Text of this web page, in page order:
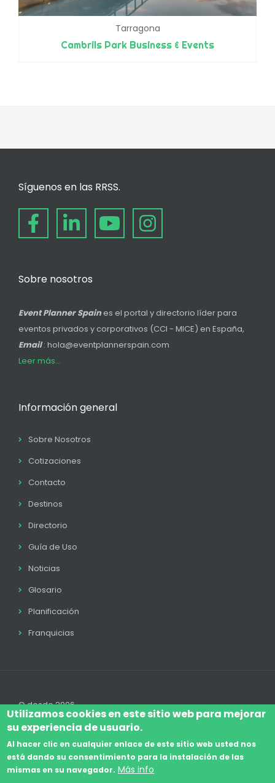
Tarragona
Cambrils Park Business & Events
Síguenos en las RRSS.
Sobre nosotros
Event Planner Spain es el portal y directorio líder para
eventos privados y corporativos (CCI - MICE) en España,
Email: hola@eventplannerspain.com
Leer más...
Información general
Sobre Nosotros
Cotizaciones
Contacto
Destinos
Directorio
Guía de Uso
Noticias
Glosario
Planificación
Franquicias
© desde 2006
Aviso Legal Legal
Utilizamos cookies en este sitio web para mejorar
su experiencia de usuario.
Al hacer clic en cualquier enlace de este sitio web usted nos
está dando su consentimiento para la instalación de las
mismas en su navegador. Más info